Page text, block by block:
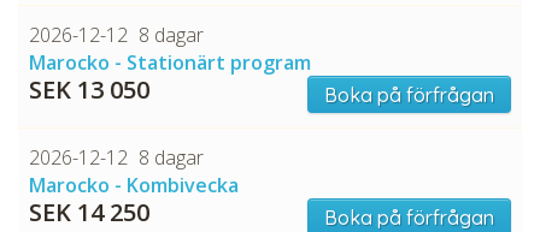
2026-12-12 8 dagar
Marocko - Stationärt program
SEK 13 050 Boka på förfrågan
2026-12-12 8 dagar
Marocko - Kombivecka
SEK 14 250 Boka på förfrågan